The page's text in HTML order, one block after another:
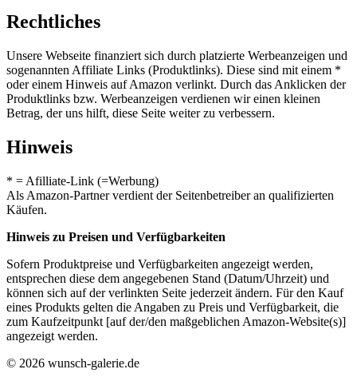
Rechtliches
Unsere Webseite finanziert sich durch platzierte Werbeanzeigen und
sogenannten Affiliate Links (Produktlinks). Diese sind mit einem *
oder einem Hinweis auf Amazon verlinkt. Durch das Anklicken der
Produktlinks bzw. Werbeanzeigen verdienen wir einen kleinen
Betrag, der uns hilft, diese Seite weiter zu verbessern.
Hinweis
* = Afilliate-Link (=Werbung)
Als Amazon-Partner verdient der Seitenbetreiber an qualifizierten
Käufen.
Hinweis zu Preisen und Verfügbarkeiten
Sofern Produktpreise und Verfügbarkeiten angezeigt werden,
entsprechen diese dem angegebenen Stand (Datum/Uhrzeit) und
können sich auf der verlinkten Seite jederzeit ändern. Für den Kauf
eines Produkts gelten die Angaben zu Preis und Verfügbarkeit, die
zum Kaufzeitpunkt [auf der/den maßgeblichen Amazon-Website(s)]
angezeigt werden.
© 2026 wunsch-galerie.de